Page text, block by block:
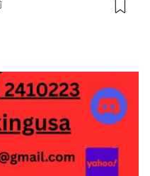
数据，它将抽象